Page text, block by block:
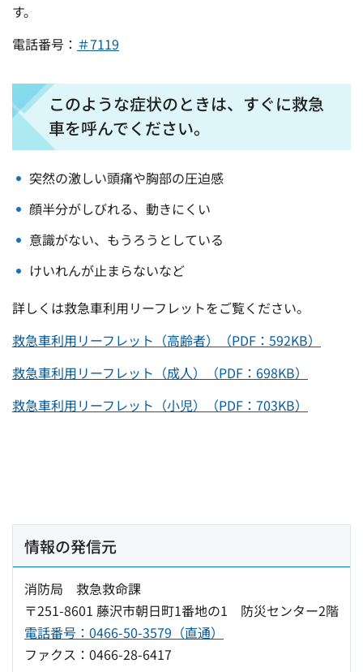
す。
電話番号： ＃7119
このような症状のときは、すぐに救急
車を呼んでください。
突然の激しい頭痛や胸部の圧迫感
顔半分がしびれる、動きにくい
意識がない、もうろうとしている
けいれんが止まらないなど
詳しくは救急車利用リーフレットをご覧ください。
救急車利用リーフレット（高齢者）（PDF：592KB）
救急車利用リーフレット（成人）（PDF：698KB）
救急車利用リーフレット（小児）（PDF：703KB）
情報の発信元
消防局 救急救命課
〒251-8601 藤沢市朝日町1番地の1 防災センター2階
電話番号：0466-50-3579（直通）
ファクス：0466-28-6417